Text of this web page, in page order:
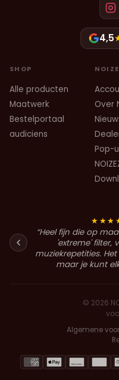
4,5
SHOP
Alle producten
Maatwerk
Bestelportaal
audiciens
Over
Pop-
“Op de
Toen ze
samen netjes
© 2026
Algemene